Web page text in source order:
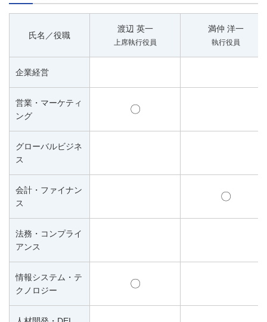
氏名／役職
渡辺 英一
上席執行役員
満仲 洋一
執行役員
企業経営
営業・マーケティ
ング
〇
グローバルビジネ
ス
会計・ファイナン
ス
〇
法務・コンプライ
アンス
情報システム・テ
クノロジー
〇